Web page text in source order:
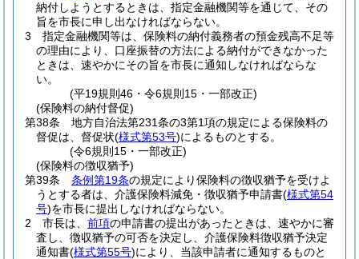
納付しようとするときは、指定金融機関等を通じて、その
旨を市長に申し出なければならない。
3
指定金融機関等は、保険料の納付義務者の預金残高不足等
の理由により、口座振替の方法による納付ができなかった
ときは、速やかにその旨を市長に通知しなければならな
い。
(平19規則46・令6規則15・一部改正)
(保険料の納付督促)
第38条
地方自治法第231条の3第1項の規定による保険料の
督促は、督促状(様式第53号)によるものとする。
(令6規則15・一部改正)
(保険料の徴収猶予)
第39条
条例第19条の規定により保険料の徴収猶予を受けよ
うとする者は、介護保険料減免・徴収猶予申請書(様式第54
号)を市長に提出しなければならない。
2
市長は、 前項の申請書の提出があったときは、速やかに審
査し、徴収猶予の可否を決定し、介護保険料徴収猶予決定
通知書(様式第55号)により、当該申請者に通知するものと